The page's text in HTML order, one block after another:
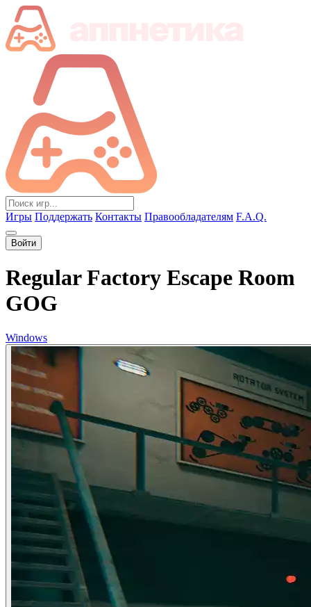
Игры Поддержать Контакты Правообладателям F.A.Q.
Войти
Regular Factory Escape Room
GOG
Windows